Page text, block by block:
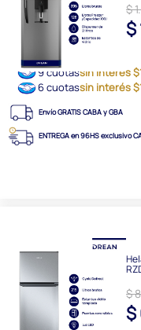
$
$
9 cuotassin interés
6 cuotassin interés
Envío GRATIS CABA y GBA
ENTREGA en 96HS exclusivo
$
$